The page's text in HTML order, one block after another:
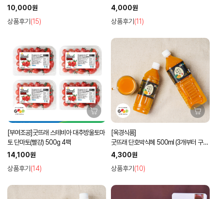
10,000원
상품후기 (15)
4,000원
상품후기 (11)
[부여조공]굿뜨래 스테비아 대추방울토마
토 단마토(빨강) 500g 4팩
14,100원
상품후기 (14)
[옥경식품]
굿뜨래 단호박식혜 500ml (3개부터 구입
가능)
4,300원
상품후기 (10)